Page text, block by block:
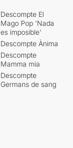
Descompte El
Mago Pop 'Nada
es imposible'
Descompte Ànima
Descompte
Mamma mia
Descompte
Germans de sang